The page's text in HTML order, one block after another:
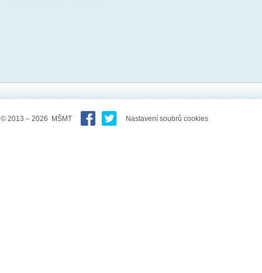
© 2013 – 2026 MŠMT Nastavení soubrů cookies